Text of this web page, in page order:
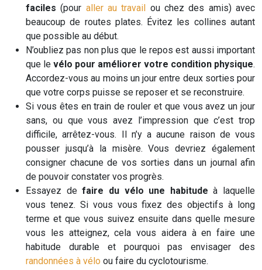
faciles (pour aller au travail ou chez des amis) avec
beaucoup de routes plates. Évitez les collines autant
que possible au début.
N’oubliez pas non plus que le repos est aussi important
que le vélo pour améliorer votre condition physique.
Accordez-vous au moins un jour entre deux sorties pour
que votre corps puisse se reposer et se reconstruire.
Si vous êtes en train de rouler et que vous avez un jour
sans, ou que vous avez l’impression que c’est trop
difficile, arrêtez-vous. Il n’y a aucune raison de vous
pousser jusqu’à la misère. Vous devriez également
consigner chacune de vos sorties dans un journal afin
de pouvoir constater vos progrès.
Essayez defaire du vélo une habitude à laquelle
vous tenez. Si vous vous fixez des objectifs à long
terme et que vous suivez ensuite dans quelle mesure
vous les atteignez, cela vous aidera à en faire une
habitude durable et pourquoi pas envisager des
randonnées à vélo ou faire du cyclotourisme.